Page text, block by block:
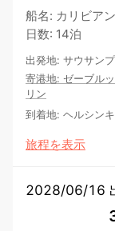
船名: カリビア
日数: 14泊
出発地: サウサン
寄港地: ゼーブル
リン
到着地: ヘルシン
旅程を表示
2028/06/16